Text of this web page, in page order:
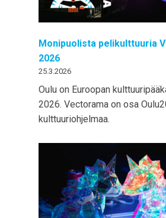
Monipuolista pelikulttuuria
2026
25.3.2026
Oulu on Euroopan
2026. Vectorama on osa
kulttuuriohjelmaa.